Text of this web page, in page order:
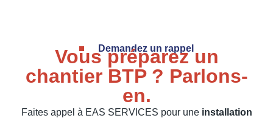
Demandez un rappel
Vous préparez un
chantier BTP ? Parlons-
en.
Faites appel à EAS SERVICES pour une installation